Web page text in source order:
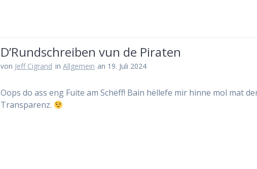
D’Rundschreiben vun de Piraten
von Jeff Cigrand in Allgemein an 19. Juli 2024
Oops do ass eng Fuite am Schëff! Bain hëllefe mir hinne mol mat
Transparenz.